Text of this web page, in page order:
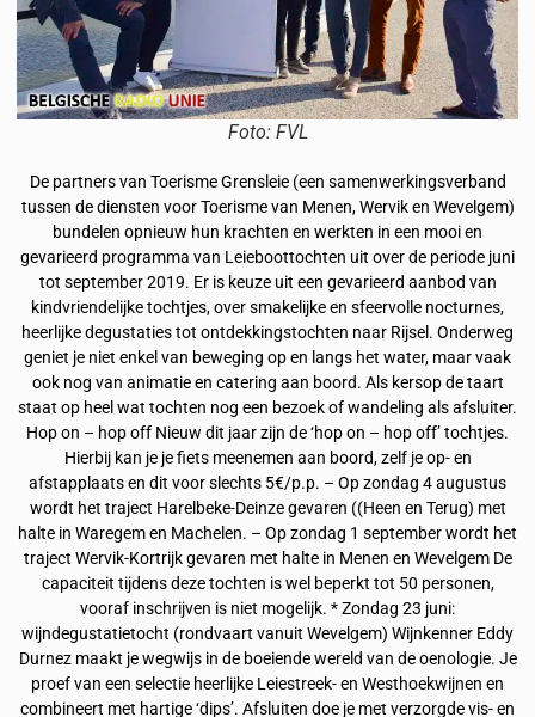
Foto: FVL
De partners van Toerisme Grensleie (een samenwerkingsverband
tussen de diensten voor Toerisme van Menen, Wervik en Wevelgem)
bundelen opnieuw hun krachten en werkten in een mooi en
gevarieerd programma van Leieboottochten uit over de periode juni
tot september 2019. Er is keuze uit een gevarieerd aanbod van
kindvriendelijke tochtjes, over smakelijke en sfeervolle nocturnes,
heerlijke degustaties tot ontdekkingstochten naar Rijsel. Onderweg
geniet je niet enkel van beweging op en langs het water, maar vaak
ook nog van animatie en catering aan boord. Als kersop de taart
staat op heel wat tochten nog een bezoek of wandeling als afsluiter.
Hop on – hop off Nieuw dit jaar zijn de ‘hop on – hop off’ tochtjes.
Hierbij kan je je fiets meenemen aan boord, zelf je op- en
afstapplaats en dit voor slechts 5€/p.p. – Op zondag 4 augustus
wordt het traject Harelbeke-Deinze gevaren ((Heen en Terug) met
halte in Waregem en Machelen. – Op zondag 1 september wordt het
traject Wervik-Kortrijk gevaren met halte in Menen en Wevelgem De
capaciteit tijdens deze tochten is wel beperkt tot 50 personen,
vooraf inschrijven is niet mogelijk. * Zondag 23 juni:
wijndegustatietocht (rondvaart vanuit Wevelgem) Wijnkenner Eddy
Durnez maakt je wegwijs in de boeiende wereld van de oenologie. Je
proef van een selectie heerlijke Leiestreek- en Westhoekwijnen en
combineert met hartige ‘dips’. Afsluiten doe je met verzorgde vis- en